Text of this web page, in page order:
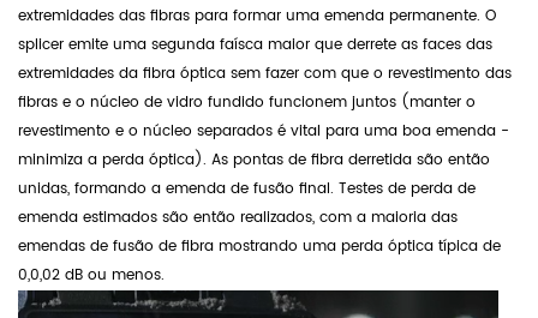
extremidades das fibras para formar uma emenda permanente. O
splicer emite uma segunda faísca maior que derrete as faces das
extremidades da fibra óptica sem fazer com que o revestimento das
fibras e o núcleo de vidro fundido funcionem juntos (manter o
revestimento e o núcleo separados é vital para uma boa emenda -
minimiza a perda óptica). As pontas de fibra derretida são então
unidas, formando a emenda de fusão final. Testes de perda de
emenda estimados são então realizados, com a maioria das
emendas de fusão de fibra mostrando uma perda óptica típica de
0,0,02 dB ou menos.